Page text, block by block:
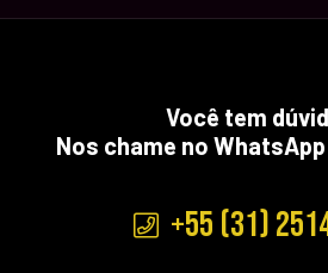
Você tem
Nos chame no
+55 (31)